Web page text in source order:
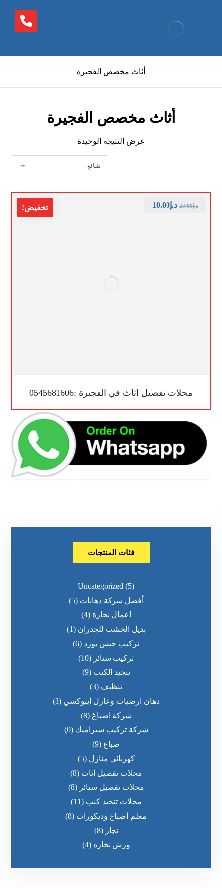
أثاث مخصص الفجيرة
أثاث مخصص الفجيرة
عرض النتيجة الوحيدة
تخفيض!
محلات تفصيل اثاث في الفجيرة :0545681606
د.إ20.00 د.إ10.00
فئات المنتجات
Uncategorized (5)
أفضل شركة دهانات (5)
اعمال نجارة (4)
بديل الخشب للجدران (1)
تركيب جبس بورد (6)
تركيب ستائر (10)
تنجيد الكنب (9)
تنظيف (3)
دهان ارضيات وعازل ايبوكسي (8)
شركة اصباغ (8)
شركة تركيب سيراميك (0)
صباغ (9)
كهربائي منازل (5)
محلات تفصيل اثاث (8)
محلات تفصيل ستائر (8)
محلات تنجيد كنب (11)
معلم أصباغ وديكورات (8)
نجار (8)
ورش نجاره (4)